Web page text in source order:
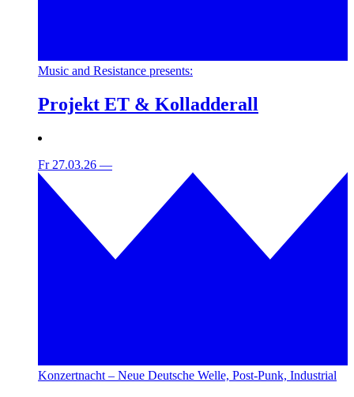
Music and Resistance presents:
Projekt ET & Kolladderall
Fr 27.03.26 —
Konzertnacht – Neue Deutsche Welle, Post-Punk, Industrial